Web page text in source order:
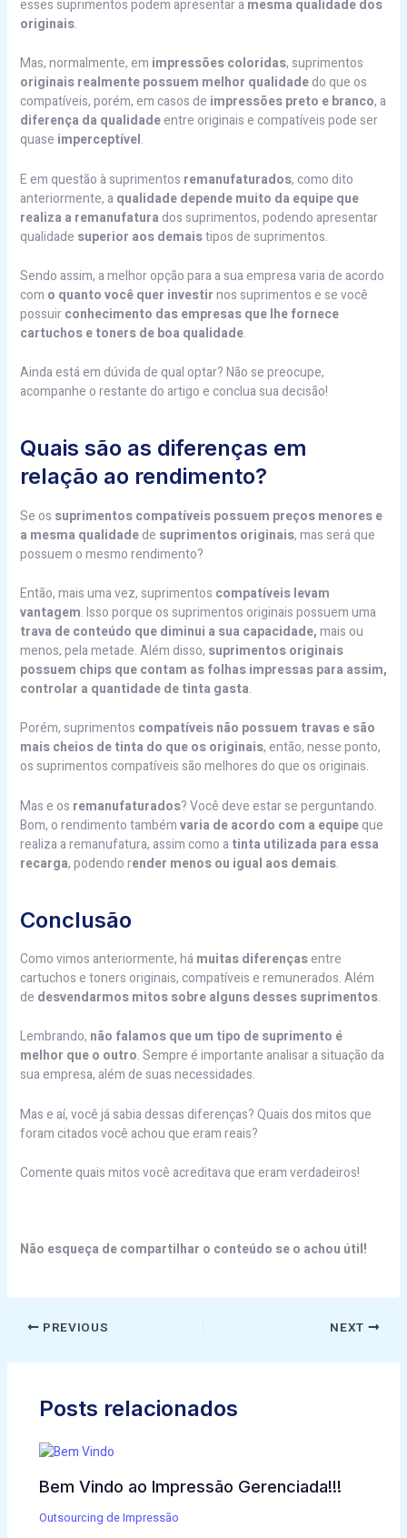
esses suprimentos podem apresentar a mesma qualidade dos
originais.
Mas, normalmente, em impressões coloridas, suprimentos
originais realmente possuem melhor qualidadedo que os
compatíveis, porém, em casos de impressões preto e branco, a
diferença da qualidadeentre originais e compatíveis pode ser
quase imperceptível.
E em questão à suprimentos remanufaturados, como dito
anteriormente, a qualidade depende muito da equipe que
realiza a remanufatura dos suprimentos, podendo apresentar
qualidade superior aos demaistipos de suprimentos.
Sendo assim, a melhor opção para a sua empresa varia de acordo
com o quanto você quer investirnos suprimentos e se você
possuirconhecimento das empresas que lhe fornece
cartuchos e toners de boa qualidade.
Ainda está em dúvida de qual optar? Não se preocupe,
acompanhe o restante do artigo e conclua sua decisão!
Quais são as diferenças em
relação ao rendimento?
Se os suprimentos compatíveis possuem preços menores e
a mesma qualidadede suprimentos originais, mas será que
possuem o mesmo rendimento?
Então, mais uma vez, suprimentos compatíveis levam
vantagem. Isso porque os suprimentos originais possuem uma
trava de conteúdo que diminui a sua capacidade,mais ou
menos, pela metade. Além disso, suprimentos originais
possuem chips que contam as folhas impressas para assim,
controlar a quantidade de tinta gasta.
Porém, suprimentos compatíveis não possuem travas e são
mais cheios de tinta do que os originais, então, nesse ponto,
os suprimentos compatíveis são melhores do que os originais.
Mas e os remanufaturados? Você deve estar se perguntando.
Bom, o rendimento tambémvaria de acordo com a equipeque
realiza a remanufatura, assim como a tinta utilizada para essa
recarga, podendo render menos ou igual aos demais.
Conclusão
Como vimos anteriormente, há muitas diferençasentre
cartuchos e toners originais, compatíveis e remunerados. Além
de desvendarmos mitos sobre alguns desses suprimentos.
Lembrando, não falamos que um tipo de suprimento é
melhor que o outro. Sempre é importante analisar a situação da
sua empresa, além de suas necessidades.
Mas e aí, você já sabia dessas diferenças? Quais dos mitos que
foram citados você achou que eram reais?
Comente quais mitos você acreditava que eram verdadeiros!
Não esqueça de compartilhar o conteúdo se o achou útil!
PREVIOUS NEXT
Posts relacionados
Bem Vindo ao Impressão Gerenciada!!!
Outsourcing de Impressão